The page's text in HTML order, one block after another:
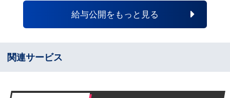
給与公開をもっと見る
関連サービス